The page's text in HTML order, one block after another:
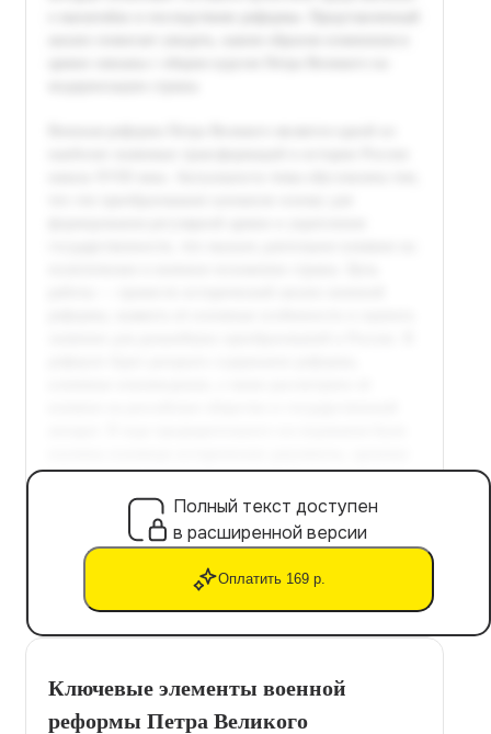
Полный текст доступен
в расширенной версии
Оплатить 169 р.
Ключевые элементы военной
реформы Петра Великого